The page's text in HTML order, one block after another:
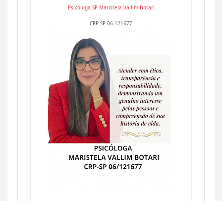
Psicóloga SP Maristela Vallim Botari
CRP-SP 06-121677